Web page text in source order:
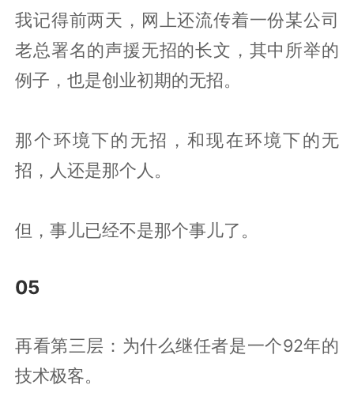
我记得前两天，网上还流传着一份某公司
老总署名的声援无招的长文，其中所举的
例子，也是创业初期的无招。
那个环境下的无招，和现在环境下的无
招，人还是那个人。
但，事儿已经不是那个事儿了。
05
再看第三层：为什么继任者是一个92年的
技术极客。